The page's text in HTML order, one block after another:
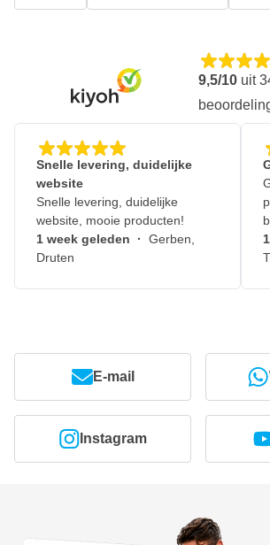
9,5/10 uit
Snelle levering, duidelijke
website
Snelle levering, duidelijke
website, mooie producten!
1 week geleden · Gerben,
Druten
E-mail
Instagram